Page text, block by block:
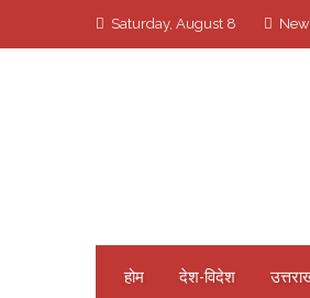
Saturday, August 8
होम देश-विदेश